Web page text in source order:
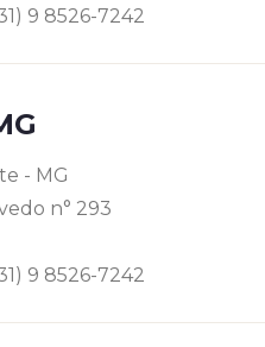
9 8526-7242
- MG
n° 293
9 8526-7242